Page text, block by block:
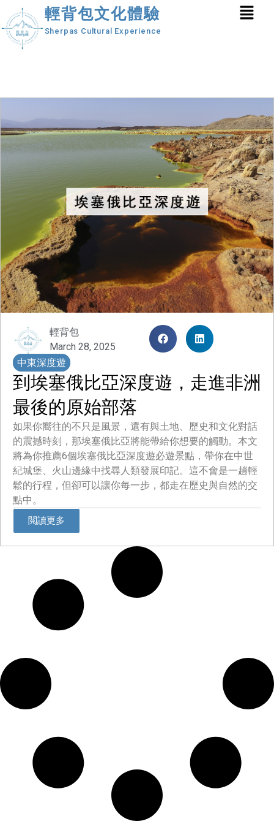
輕背包文化體驗
Sherpas Cultural Experience
輕背包
March 28, 2025
中東深度遊
到埃塞俄比亞深度遊，走進非洲
最後的原始部落
如果你嚮往的不只是風景，還有與土地、歷史和文化對話
的震撼時刻，那埃塞俄比亞將能帶給你想要的觸動。本文
將為你推薦6個埃塞俄比亞深度遊必遊景點，帶你在中世
紀城堡、火山邊緣中找尋人類發展印記。這不會是一趟輕
鬆的行程，但卻可以讓你每一步，都走在歷史與自然的交
點中。
閲讀更多